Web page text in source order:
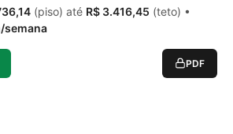
(piso) até R$ 3.416,45 (teto) •
semana
PDF